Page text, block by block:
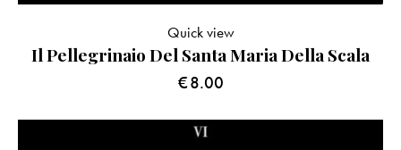
Il Pellegrinaio Del Santa Maria Della Scala
€8.00
Quick view